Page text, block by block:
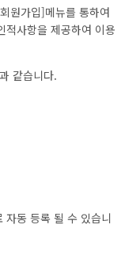
원가입]메뉴를 통하여
적사항을 제공하여 이용
같습니다.
자동 등록 될 수 있습니